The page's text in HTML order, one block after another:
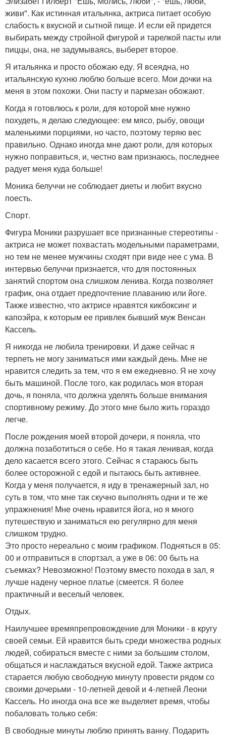
живи". Как истинная итальянка, актриса питает особую
слабость к вкусной и сытной пище. И если ей придется
выбирать между стройной фигурой и тарелкой пасты или
пиццы, она, не задумываясь, выберет второе.
Я итальянка и просто обожаю еду. Я всеядна, но
итальянскую кухню люблю больше всего. Мои дочки на
меня в этом похожи. Они пасту и пармезан обожают.
Когда я готовлюсь к роли, для которой мне нужно
похудеть, я делаю следующее: ем мясо, рыбу, овощи
маленькими порциями, но часто, поэтому теряю вес
правильно. Однако иногда мне дают роли, для которых
нужно поправиться, и, честно вам признаюсь, последнее
радует меня куда больше!
Моника белуччи не соблюдает диеты и любит вкусно
поесть.
Спорт.
Фигура Моники разрушает все признанные стереотипы -
актриса не может похвастать модельными параметрами,
но тем не менее мужчины сходят при виде нее с ума. В
интервью белуччи признается, что для постоянных
занятий спортом она слишком ленива. Когда позволяет
график, она отдает предпочтение плаванию или йоге.
Также известно, что актрисе нравятся кикбоксинг и
капоэйра, к которым ее привлек бывший муж Венсан
Кассель.
Я никогда не любила тренировки. И даже сейчас я
терпеть не могу заниматься ими каждый день. Мне не
нравится следить за тем, что я ем ежедневно. Я не хочу
быть машиной. После того, как родилась моя вторая
дочь, я поняла, что должна уделять больше внимания
спортивному режиму. До этого мне было жить гораздо
легче.
После рождения моей второй дочери, я поняла, что
должна позаботиться о себе. Но я такая ленивая, когда
дело касается всего этого. Сейчас я стараюсь быть
более осторожной с едой и пытаюсь быть активнее.
Когда у меня получается, я иду в тренажерный зал, но
суть в том, что мне так скучно выполнять одни и те же
упражнения! Мне очень нравится йога, но я много
путешествую и заниматься ею регулярно для меня
слишком трудно.
Это просто нереально с моим графиком. Подняться в 05:
00 и отправиться в спортзал, а уже в 06: 00 быть на
съемках? Невозможно! Поэтому вместо похода в зал, я
лучше надену черное платье (смеется. Я более
практичный и веселый человек.
Отдых.
Наилучшее времяпрепровождение для Моники - в кругу
своей семьи. Ей нравится быть среди множества родных
людей, собираться вместе с ними за большим столом,
общаться и наслаждаться вкусной едой. Также актриса
старается любую свободную минуту провести рядом со
своими дочерьми - 10-летней девой и 4-летней Леони
Кассель. Но иногда она все же выделяет время, чтобы
побаловать только себя:
В свободные минуты люблю принять ванну. Подарить